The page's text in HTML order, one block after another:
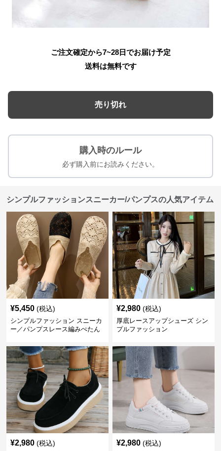
ご注文確定から7~28日でお届け予定
送料は無料です
売り切れ
購入時のルール
必ず購入前にお読みください。
シンプルファッションスニーカー/パンプスの人気アイテム
¥5,450 (税込)
シンプルファッション スニーカ
ー／パンプスレース編みぺたん
¥2,980 (税込)
厚底レースアップシューズ シン
プルファッション
¥2,980 (税込) ¥2,980 (税込)